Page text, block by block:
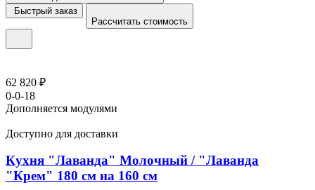
Быстрый заказ
Рассчитать стоимость
62 820 ₽
0-0-18
Дополняется модулями
Доступно для доставки
Кухня "Лаванда" Молочный / "Лаванда
"Крем" 180 см на 160 см